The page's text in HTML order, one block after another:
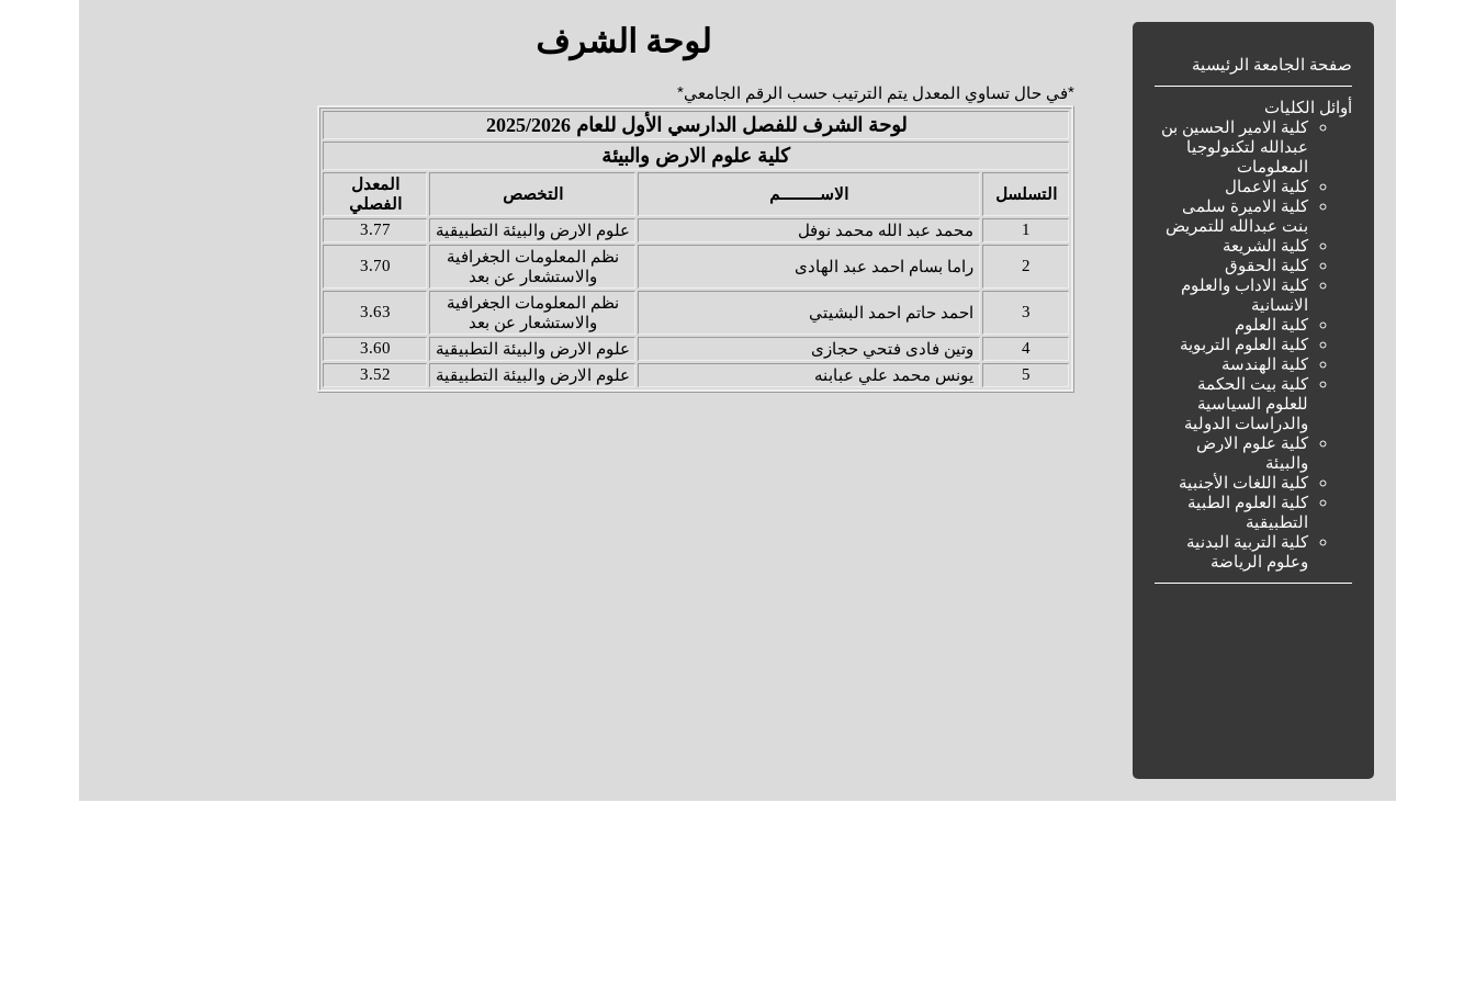
صفحة الجامعة الرئيسية
أوائل الكليات
كلية الامير الحسين بن
عبدالله لتكنولوجيا
المعلومات
كلية الاعمال
كلية الاميرة سلمى
بنت عبدالله للتمريض
كلية الشريعة
كلية الحقوق
كلية الاداب والعلوم
الانسانية
كلية العلوم
كلية العلوم التربوية
كلية الهندسة
كلية بيت الحكمة
للعلوم السياسية
والدراسات الدولية
كلية علوم الارض
والبيئة
كلية اللغات الأجنبية
كلية العلوم الطبية
التطبيقية
كلية التربية البدنية
وعلوم الرياضة
لوحة الشرف
*في حال تساوي المعدل يتم الترتيب حسب الرقم الجامعي*
لوحة الشرف للفصل الدارسي الأول للعام 2025/2026
كلية علوم الارض والبيئة
التسلسل الاســـــــــم التخصص
المعدل
الفصلي
1
محمد عبد الله محمد نوفل علوم الارض والبيئة التطبيقية 3.77
2 راما بسام احمد عبد الهادى
نظم المعلومات الجغرافية
والاستشعار عن بعد
3.70
3 احمد حاتم احمد البشيتي
نظم المعلومات الجغرافية
والاستشعار عن بعد
3.63
4 وتين فادى فتحي حجازى علوم الارض والبيئة التطبيقية
3.60
5
يونس محمد علي عبابنه علوم الارض والبيئة التطبيقية 3.52